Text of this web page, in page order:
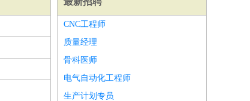
CNC工程师
质量经理
骨科医师
电气自动化工程师
生产计划专员